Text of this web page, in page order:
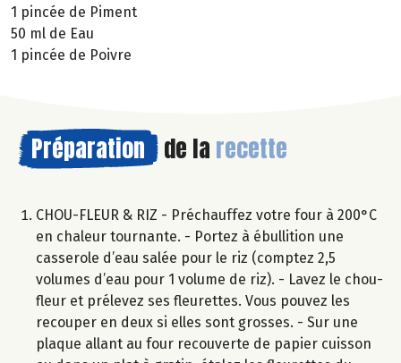
1 pincée de Piment
50 ml de Eau
1 pincée de Poivre
Préparation de la recette
CHOU-FLEUR & RIZ - Préchauffez votre four à 200°C
en chaleur tournante. - Portez à ébullition une
casserole d’eau salée pour le riz (comptez 2,5
volumes d’eau pour 1 volume de riz). - Lavez le chou-
fleur et prélevez ses fleurettes. Vous pouvez les
recouper en deux si elles sont grosses. - Sur une
plaque allant au four recouverte de papier cuisson